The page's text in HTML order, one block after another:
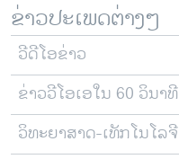
ພາສາອັງກິດ
ວີດີໂອ
ສຽງ
ລາຍການກະຈາຍສຽງ
ລາຍງານ
ຕິດຕາມພວກເຮົາ ທີ່
ຂ່າວປະເພດຕ່າງໆ
ວີດີໂອຂ່າວ
ຂ່າວວີໂອເອໃນ 60 ວິນາທີ
ວິທະຍາສາດ-ເທັກໂນໂລຈີ